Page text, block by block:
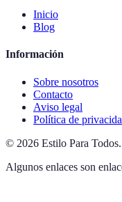
Inicio
Blog
Información
Sobre nosotros
Contacto
Aviso legal
Política de
© 2026 Estilo Para Todos.
Algunos enlaces son